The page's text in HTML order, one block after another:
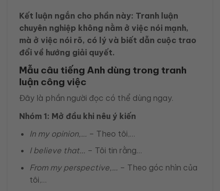
Kết luận ngắn cho phần này: Tranh luận
chuyên nghiệp không nằm ở việc nói mạnh,
mà ở việc nói rõ, có lý và biết dẫn cuộc trao
đổi về hướng giải quyết.
Mẫu câu tiếng Anh dùng trong tranh
luận công việc
Đây là phần người đọc có thể dùng ngay.
Nhóm 1: Mở đầu khi nêu ý kiến
In my opinion,… – Theo tôi,…
I believe that… – Tôi tin rằng…
From my perspective,… – Theo góc nhìn của
tôi,…